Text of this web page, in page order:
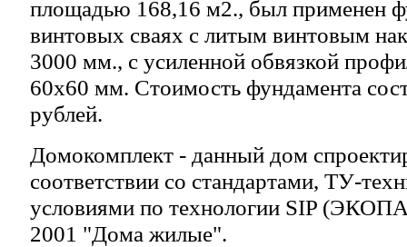
площадью 168,16 м2., был применен
винтовых сваях с литым винтовым
3000 мм., с усиленной обвязкой
60х60 мм. Стоимость фундамента
рублей.
Домокомплект - данный дом
соответствии со стандартами, ТУ-
условиями по технологии SIP
2001 "Дома жилые".